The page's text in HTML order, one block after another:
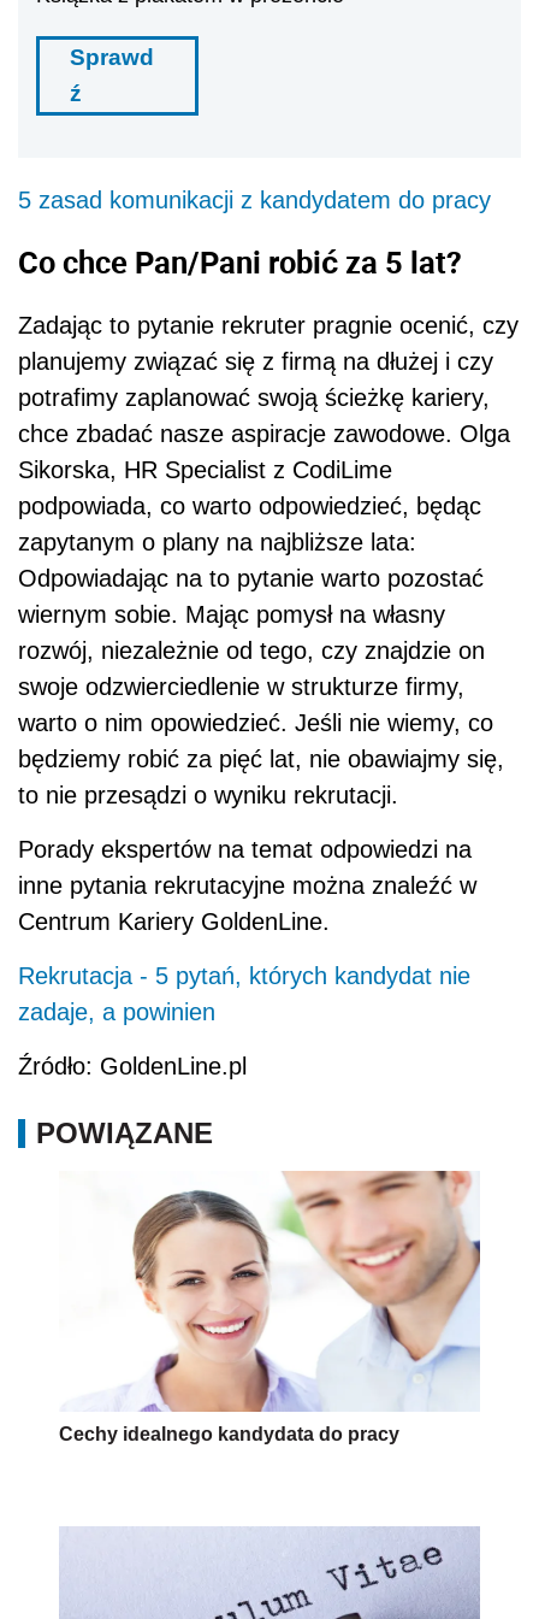
Sprawd
ź
5 zasad komunikacji z kandydatem do pracy
Co chce Pan/Pani robić za 5 lat?
Zadając to pytanie rekruter pragnie ocenić, czy
planujemy związać się z firmą na dłużej i czy
potrafimy zaplanować swoją ścieżkę kariery,
chce zbadać nasze aspiracje zawodowe. Olga
Sikorska, HR Specialist z CodiLime
podpowiada, co warto odpowiedzieć, będąc
zapytanym o plany na najbliższe lata:
Odpowiadając na to pytanie warto pozostać
wiernym sobie. Mając pomysł na własny
rozwój, niezależnie od tego, czy znajdzie on
swoje odzwierciedlenie w strukturze firmy,
warto o nim opowiedzieć. Jeśli nie wiemy, co
będziemy robić za pięć lat, nie obawiajmy się,
to nie przesądzi o wyniku rekrutacji.
Porady ekspertów na temat odpowiedzi na
inne pytania rekrutacyjne można znaleźć w
Centrum Kariery GoldenLine.
Rekrutacja - 5 pytań, których kandydat nie
zadaje, a powinien
Źródło: GoldenLine.pl
POWIĄZANE
Cechy idealnego kandydata do pracy